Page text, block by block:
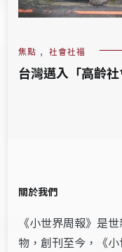
焦點 , 社會社福
台灣邁入「高齡
關於我們
《小世界周報》是
物，創刊至今，《